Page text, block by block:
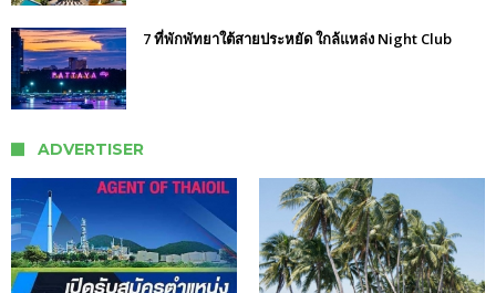
7 ที่พักพัทยาใต้สายประหยัด ใกล้แหล่ง Night Club
ADVERTISER